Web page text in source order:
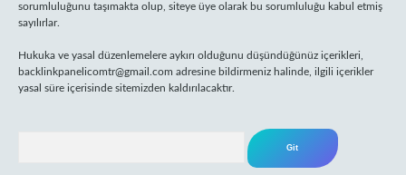
sorumluluğunu taşımakta olup, siteye üye olarak bu sorumluluğu kabul etmiş
sayılırlar.
Hukuka ve yasal düzenlemelere aykırı olduğunu düşündüğünüz içerikleri,
backlinkpanelicomtr@gmail.com adresine bildirmeniz halinde, ilgili içerikler
yasal süre içerisinde sitemizden kaldırılacaktır.